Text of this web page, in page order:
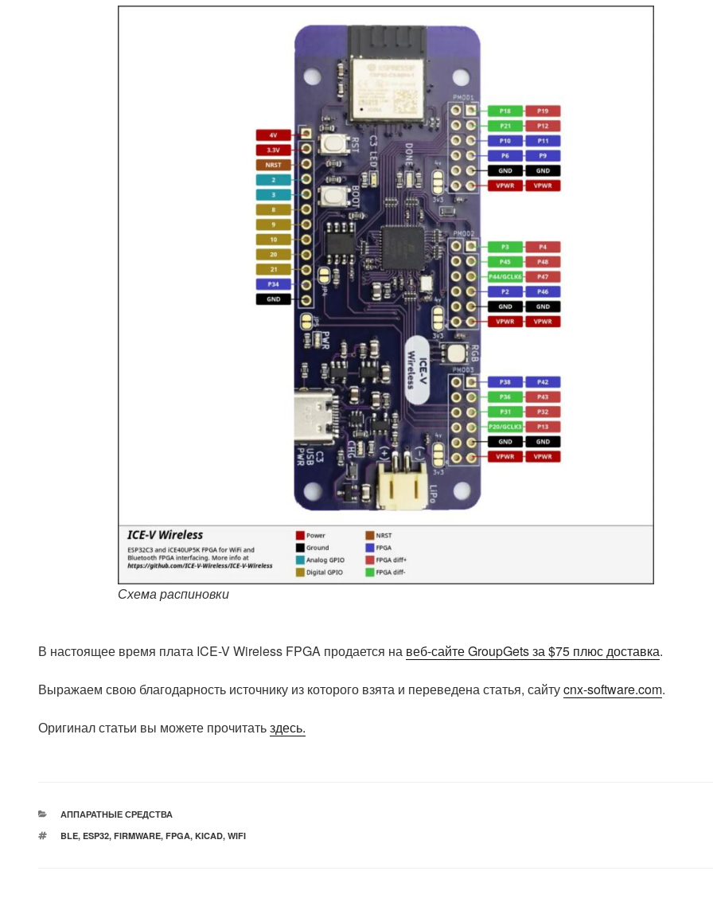
Схема распиновки
В настоящее время плата ICE-V Wireless FPGA продается на веб-сайте GroupGets за $75 плюс доставка.
Выражаем свою благодарность источнику из которого взята и переведена статья, сайтуcnx-software.com.
Оригинал статьи вы можете прочитатьздесь.
РУБРИКИ
АППАРАТНЫЕ СРЕДСТВА
МЕТКИ
BLE, ESP32, FIRMWARE, FPGA, KICAD, WIFI